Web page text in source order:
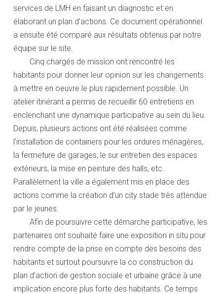
services de LMH en faisant un diagnostic et en
élaborant un plan d’actions. Ce document opérationnel
a ensuite été comparé aux résultats obtenus par notre
équipe sur le site.
Cinq chargés de mission ont rencontré les
habitants pour donner leur opinion sur les changements
à mettre en oeuvre le plus rapidement possible. Un
atelier itinérant a permis de recueillir 60 entretiens en
enclenchant une dynamique participative au sein du lieu.
Depuis, plusieurs actions ont été réalisées comme
l’installation de containers pour les ordures ménagères,
la fermeture de garages, le sur entretien des espaces
extérieurs, la mise en peinture des halls, etc.
Parallèlement la ville a également mis en place des
actions comme la création d’un city stade très attendue
par le jeunes.
Afin de poursuivre cette démarche participative, les
partenaires ont souhaité faire une exposition in situ pour
rendre compte de la prise en compte des besoins des
habitants et surtout poursuivre la co construction du
plan d’action de gestion sociale et urbaine grâce à une
implication encore plus forte des habitants. Ce temps